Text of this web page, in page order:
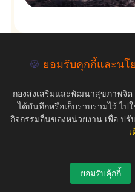
🍪 ยอมรับคุกกี้และนโ
กองส่งเสริมและพัฒนาสุขภาพจิ
ได้บันทึกหรือเก็บรวบรวมไว้ ไป
กิจกรรมอื่นของหน่วยงาน เพื่อ ป
ยอมรับคุ้กกี้